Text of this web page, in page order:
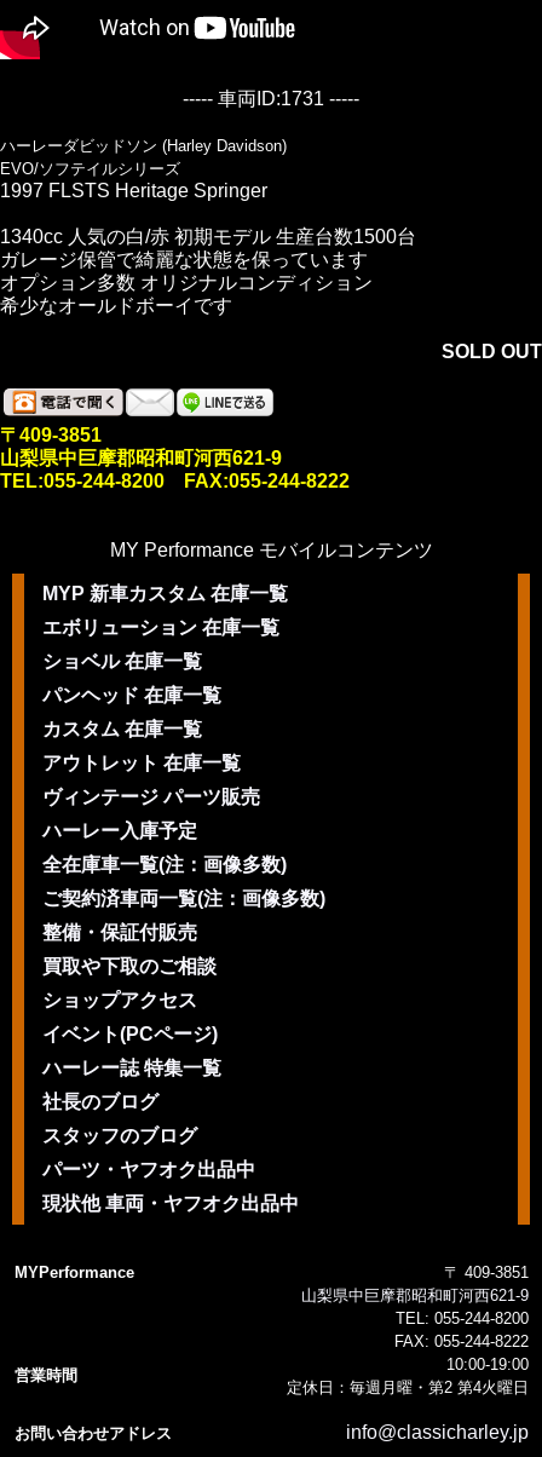
----- 車両ID:1731 -----
ハーレーダビッドソン (Harley Davidson)
EVO/ソフテイルシリーズ
1997 FLSTS Heritage Springer
1340cc 人気の白/赤 初期モデル 生産台数1500台
ガレージ保管で綺麗な状態を保っています
オプション多数 オリジナルコンディション
希少なオールドボーイです
SOLD OUT
〒409-3851
山梨県中巨摩郡昭和町河西621-9
TEL:055-244-8200 FAX:055-244-8222
MY Performance モバイルコンテンツ
MYP 新車カスタム 在庫一覧
エボリューション 在庫一覧
ショベル 在庫一覧
パンヘッド 在庫一覧
カスタム 在庫一覧
アウトレット 在庫一覧
ヴィンテージ パーツ販売
ハーレー入庫予定
全在庫車一覧(注：画像多数)
ご契約済車両一覧(注：画像多数)
整備・保証付販売
買取や下取のご相談
ショップアクセス
イベント(PCページ)
ハーレー誌 特集一覧
社長のブログ
スタッフのブログ
パーツ・ヤフオク出品中
現状他 車両・ヤフオク出品中
MYPerformance
〒 409-3851
山梨県中巨摩郡昭和町河西621-9
TEL: 055-244-8200
FAX: 055-244-8222
営業時間
10:00-19:00
定休日：毎週月曜・第2 第4火曜日
お問い合わせアドレス info@classicharley.jp